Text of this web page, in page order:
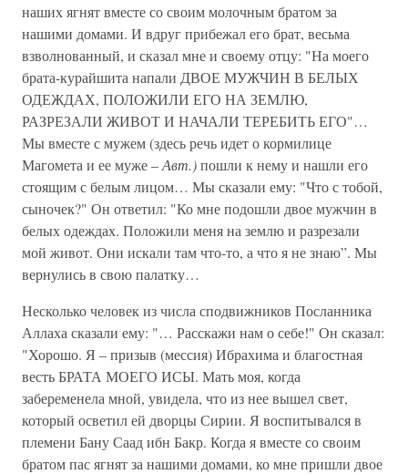
наших ягнят вместе со своим молочным братом за
нашими домами. И вдруг прибежал его брат, весьма
взволнованный, и сказал мне и своему отцу: "На моего
брата-курайшита напали ДВОЕ МУЖЧИН В БЕЛЫХ
ОДЕЖДАХ, ПОЛОЖИЛИ ЕГО НА ЗЕМЛЮ,
РАЗРЕЗАЛИ ЖИВОТ И НАЧАЛИ ТЕРЕБИТЬ ЕГО"…
Мы вместе с мужем (здесь речь идет о кормилице
Магомета и ее муже –Авт.)пошли к нему и нашли его
стоящим с белым лицом… Мы сказали ему: "Что с тобой,
сыночек?" Он ответил: "Ко мне подошли двое мужчин в
белых одеждах. Положили меня на землю и разрезали
мой живот. Они искали там что-то, а что я не знаю”. Мы
вернулись в свою палатку…
Несколько человек из числа сподвижников Посланника
Аллаха сказали ему: "… Расскажи нам о себе!" Он сказал:
"Хорошо. Я – призыв (мессия) Ибрахима и благостная
весть БРАТА МОЕГО ИСЫ. Мать моя, когда
забеременела мной, увидела, что из нее вышел свет,
который осветил ей дворцы Сирии. Я воспитывался в
племени Бану Саад ибн Бакр. Когда я вместе со своим
братом пас ягнят за нашими домами, ко мне пришли двое